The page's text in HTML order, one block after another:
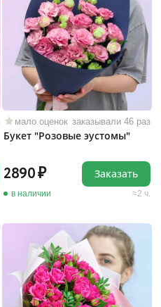
мало оценок заказывали 46 раз
Букет "Розовые эустомы"
2890
в наличии 2 ч.
Заказать